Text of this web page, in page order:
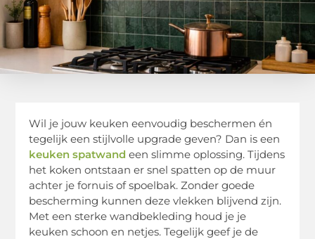
Wil je jouw keuken eenvoudig beschermen én
tegelijk een stijlvolle upgrade geven? Dan is een
keuken spatwand een slimme oplossing. Tijdens
het koken ontstaan er snel spatten op de muur
achter je fornuis of spoelbak. Zonder goede
bescherming kunnen deze vlekken blijvend zijn.
Met een sterke wandbekleding houd je je
keuken schoon en netjes. Tegelijk geef je de